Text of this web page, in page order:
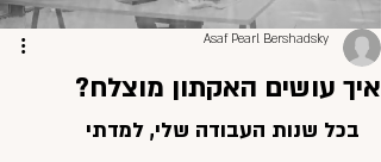
איך עושים האקתון מוצלח?
Asaf Pearl Bershadsky
בכל שנות העבודה שלי, למדתי